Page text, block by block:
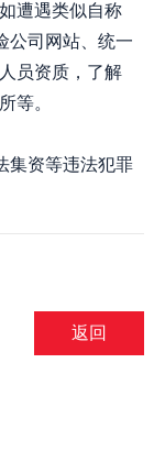
遭遇类似自称
公司网站、统一
员资质，了解
等。
资等违法犯罪
返回